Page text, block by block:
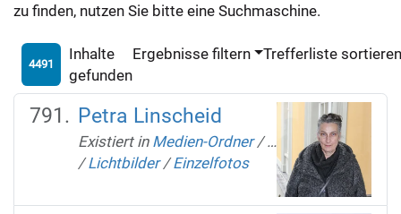
zu finden, nutzen Sie bitte eine Suchmaschine.
4491
Inhalte
gefunden
Ergebnisse filtern Trefferliste
Petra Linscheid
Existiert in Medien-Ordner /…
/Lichtbilder /Einzelfotos